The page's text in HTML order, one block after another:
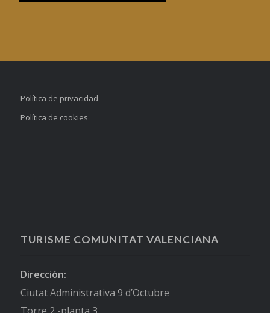
Política de privacidad
Política de cookies
TURISME COMUNITAT VALENCIANA
Dirección:
Ciutat Administrativa 9 d’Octubre
Torre 2 -planta 3